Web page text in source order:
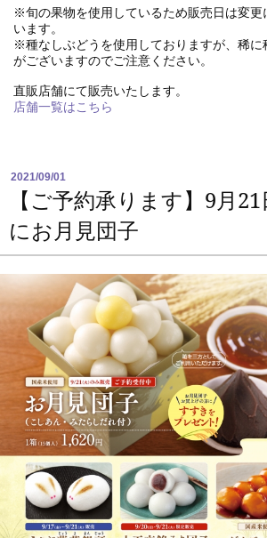
※旬の果物を使用しているため販売日は変更
います。
※種なしぶどうを使用しておりますが、稀に
がございますのでご注意ください。
直販店舗にて販売いたします。
店舗一覧はこちら
2021/09/01
【ご予約承ります】9月
にお月見団子